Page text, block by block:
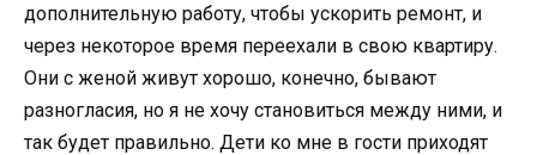
дополнительную работу, чтобы ускорить ремонт, и
через некоторое время переехали в свою квартиру.
Они с женой живут хорошо, конечно, бывают
разногласия, но я не хочу становиться между ними, и
так будет правильно. Дети ко мне в гости приходят